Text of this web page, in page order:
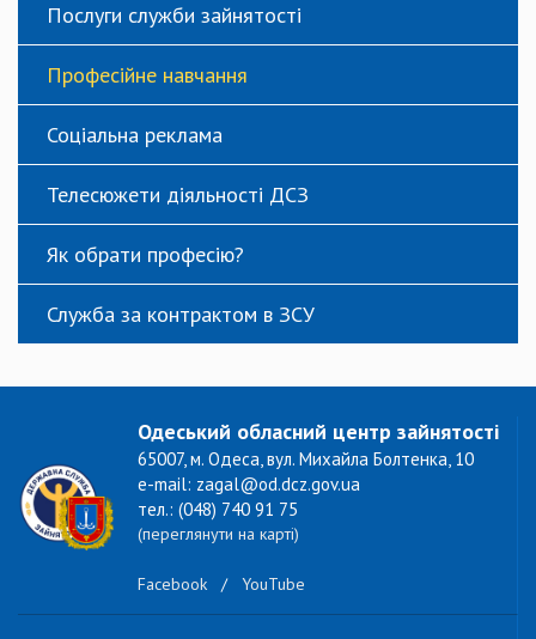
Послуги служби зайнятості
Професійне навчання
Соціальна реклама
Телесюжети діяльності ДСЗ
Як обрати професію?
Служба за контрактом в ЗСУ
Одеський обласний центр зайнятості
65007, м. Одеса, вул. Михайла Болтенка, 10
e-mail: zagal@od.dcz.gov.ua
тел.: (048) 740 91 75
(переглянути на карті)
Facebook / YouTube